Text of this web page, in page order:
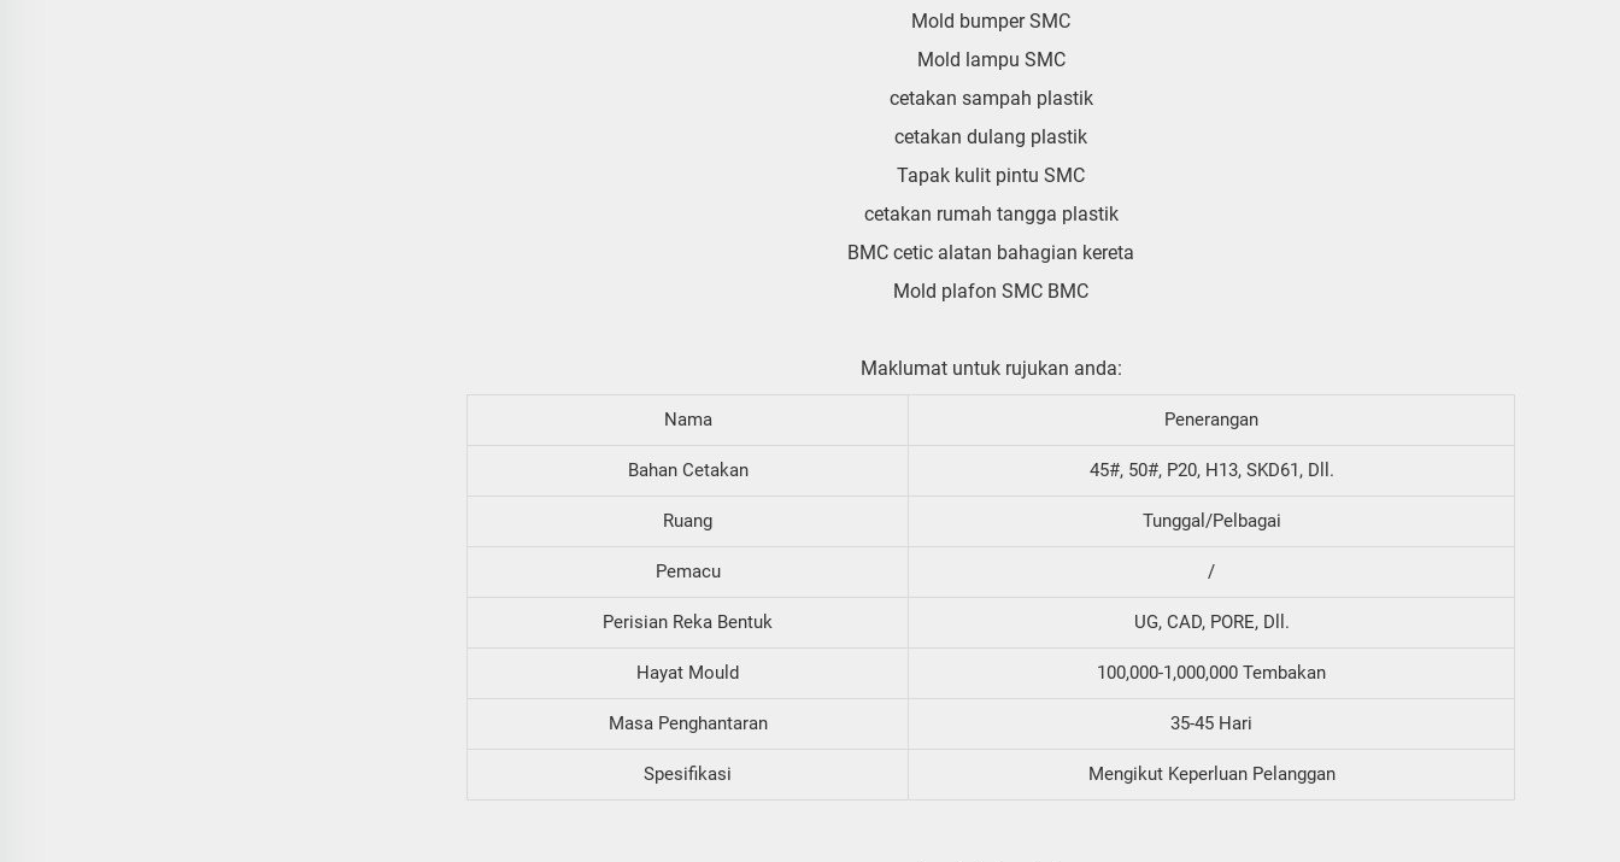
Mold bumper SMC
Mold lampu SMC
cetakan sampah plastik
cetakan dulang plastik
Tapak kulit pintu SMC
cetakan rumah tangga plastik
BMC cetic alatan bahagian kereta
Mold plafon SMC BMC
Maklumat untuk rujukan anda:
Nama Penerangan
Bahan Cetakan 45#, 50#, P20, H13, SKD61, Dll.
Ruang Tunggal/Pelbagai
Pemacu /
Perisian Reka Bentuk UG, CAD, PORE, Dll.
Hayat Mould 100,000-1,000,000 Tembakan
Masa Penghantaran 35-45 Hari
Spesifikasi Mengikut Keperluan Pelanggan